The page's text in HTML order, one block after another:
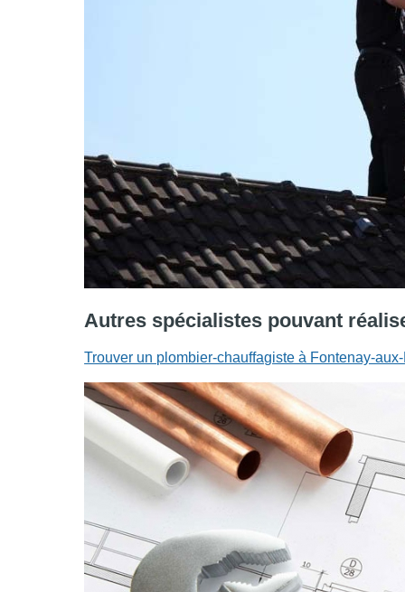
Autres spécialistes pouvant
Trouver un plombier-chauffagiste à Fontenay-